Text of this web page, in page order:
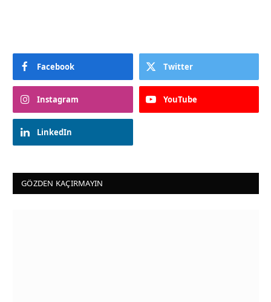
Facebook Twitter
Instagram YouTube
LinkedIn
GÖZDEN KAÇIRMAYIN